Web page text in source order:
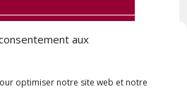
aux
optimiser notre site web et notre
À FRANCE SERVICES